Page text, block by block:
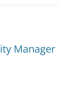
Manager